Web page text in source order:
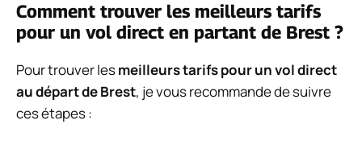
Comment trouver les meilleurs tarifs
pour un vol direct en partant de Brest ?
Pour trouver lesmeilleurs tarifs pour un vol direct
au départ de Brest, je vous recommande de suivre
ces étapes :